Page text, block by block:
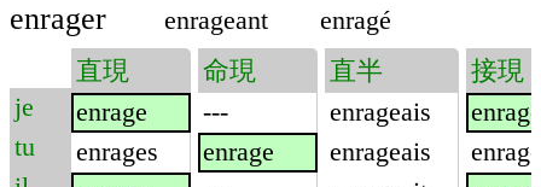
enrager enrageant enragé
je
tu
直現
enrage
enrages
命現
---
enrage
直半
enrageais
enrageais
接現
enrage